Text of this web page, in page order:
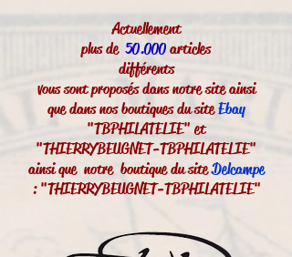
Actuellement
plus de50.000articles
différents
vous sont proposés dans notre site ainsi
que dans nos boutiques du siteEbay
"TBPHILATELIE" et
"THIERRYBEUGNET-TBPHILATELIE"
ainsi que notre boutique du siteDelcampe
: "THIERRYBEUGNET-TBPHILATELIE"